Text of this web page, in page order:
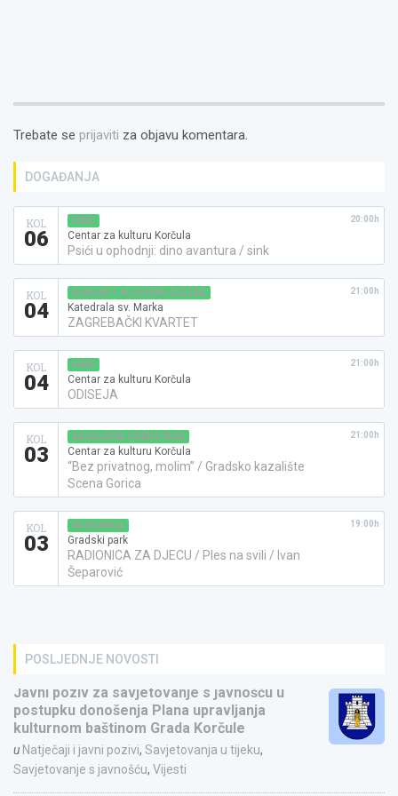
Trebate se prijaviti za objavu komentara.
DOGAĐANJA
KOL
06
KINO
Centar za kulturu Korčula
Psići u ophodnji: dino avantura / sink
20:00h
KOL
04
KONCERT KLASIČNE GLAZBE
Katedrala sv. Marka
ZAGREBAČKI KVARTET
21:00h
KOL
04
KINO
Centar za kulturu Korčula
ODISEJA
21:00h
KOL
03
KAZALIŠNA PREDSTAVA
Centar za kulturu Korčula
“Bez privatnog, molim” / Gradsko kazalište
Scena Gorica
21:00h
KOL
03
RADIONICA
Gradski park
RADIONICA ZA DJECU / Ples na svili / Ivan
Šeparović
19:00h
POSLJEDNJE NOVOSTI
Javni poziv za savjetovanje s javnošću u
postupku donošenja Plana upravljanja
kulturnom baštinom Grada Korčule
u Natječaji i javni pozivi, Savjetovanja u tijeku,
Savjetovanje s javnošću, Vijesti